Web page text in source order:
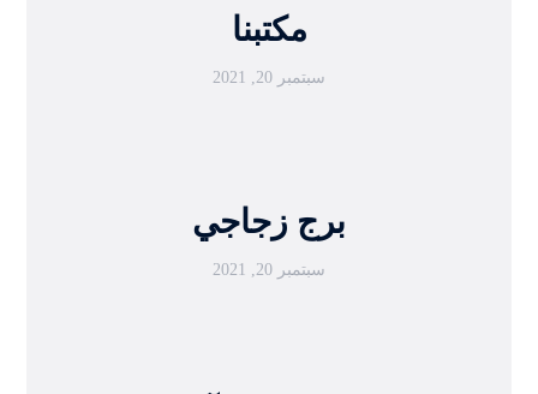
مكتبنا
سبتمبر 20, 2021
برج زجاجي
سبتمبر 20, 2021